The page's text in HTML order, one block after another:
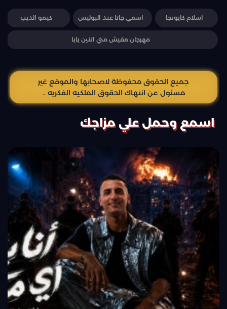
اسلام كابونجا اسمي جاتا عند البوليس كيمو الديب
مهرجان مفيش مني اتنين يابا
جميع الحقوق محفوظة لاصحابها والموقع غير
مسئول عن انتهاك الحقوق الملكيه الفكريه ..
اسمع وحمل علي مزاجك